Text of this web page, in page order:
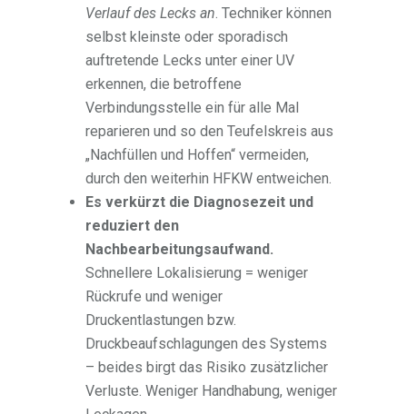
Verlauf des Lecks an. Techniker können
selbst kleinste oder sporadisch
auftretende Lecks unter einer UV
erkennen, die betroffene
Verbindungsstelle ein für alle Mal
reparieren und so den Teufelskreis aus
„Nachfüllen und Hoffen“ vermeiden,
durch den weiterhin HFKW entweichen.
Es verkürzt die Diagnosezeit und
reduziert den
Nachbearbeitungsaufwand.
Schnellere Lokalisierung = weniger
Rückrufe und weniger
Druckentlastungen bzw.
Druckbeaufschlagungen des Systems
– beides birgt das Risiko zusätzlicher
Verluste. Weniger Handhabung, weniger